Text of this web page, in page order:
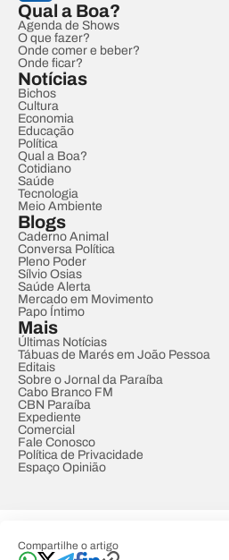
Compartilhe o artigo
Qual a Boa?
Agenda de Shows
O que fazer?
Onde comer e beber?
Onde ficar?
Notícias
Bichos
Cultura
Economia
Educação
Política
Qual a Boa?
Cotidiano
Saúde
Tecnologia
Meio Ambiente
Blogs
Caderno Animal
Conversa Política
Pleno Poder
Sílvio Osias
Saúde Alerta
Mercado em Movimento
Papo Íntimo
Mais
Últimas Notícias
Tábuas de Marés em João Pessoa
Editais
Sobre o Jornal da Paraíba
Cabo Branco FM
CBN Paraíba
Expediente
Comercial
Fale Conosco
Política de Privacidade
Espaço Opinião